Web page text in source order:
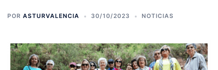
POR ASTURVALENCIA 30/10/2023 NOTICIAS